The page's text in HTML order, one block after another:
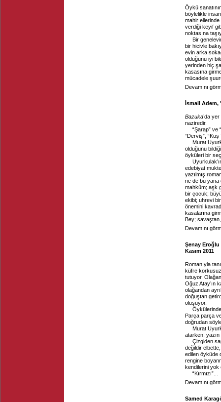
Öykü
böylelikle
mahir ellerinde
verdiği keyif
noktasına
Bir
bir hicivle
evin arka
olduğunu iyi
yerinden hiç
kasasına
mücadele
Devamını
İsmail Adem,
Bazuka’da
naziredir.
“Şarap” ve
“Derviş”,
Murat
olduğunu
öyküleri bir
edebiyat
yazılmış
ne de bu yana
mahkûm; aşk
bir çocuk;
ekibi; uhrevi
önemini
kasalarına
Bey;
Devamını
Şenay
Kasım 2011
Romanıyla
küfre
tutuyor.
Oğuz Atay’ın
olağandan
doğuştan
oluşuyor.
Parça parça
doğrudan
Murat
atarken, yazın
Çizgiden
değildir
edilen öyküde
rengine
kendilerini yok
“Kırmızı”...
Devamını
Samed